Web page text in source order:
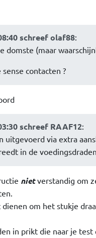
schreef olaf88:
domste (maar
contacten ?
schreef RAAF12:
uitgevoerd via extra
in de
nietverstandig om
om het stukje
in prikt die naar je